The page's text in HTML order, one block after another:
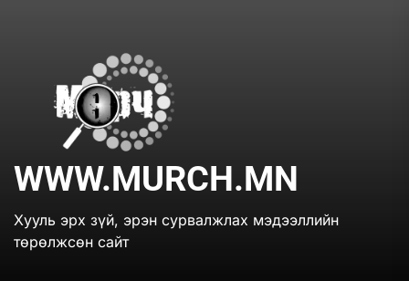
WWW.MURCH.MN
Хууль эрх зүй, эрэн сурвалжлах мэдээллийн
төрөлжсөн сайт